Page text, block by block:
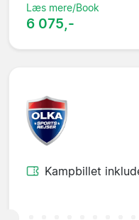
Læs mere/Book
6 075,-
Kampbillet